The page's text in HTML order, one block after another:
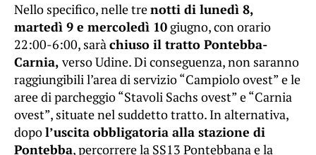
Nello specifico, nelle trenotti di lunedì 8,
martedì 9 e mercoledì 10 giugno, con orario
22:00-6:00, saràchiuso il tratto Pontebba-
Carnia,verso Udine. Di conseguenza, non saranno
raggiungibili l’area di servizio “Campiolo ovest” e le
aree di parcheggio “Stavoli Sachs ovest” e “Carnia
ovest”, situate nel suddetto tratto. In alternativa,
dopol’uscita obbligatoria alla stazione di
Pontebba, percorrere la SS13 Pontebbana e la